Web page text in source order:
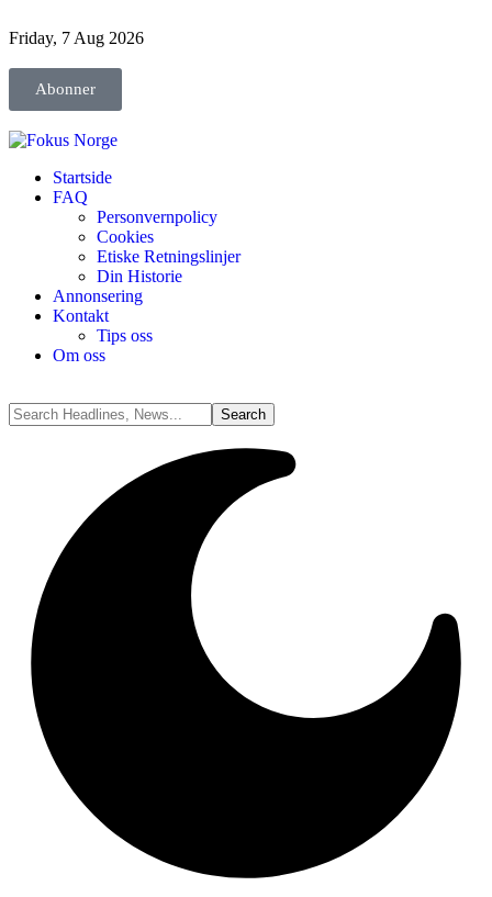
Friday, 7 Aug 2026
Abonner
Startside
FAQ
Personvernpolicy
Cookies
Etiske Retningslinjer
Din Historie
Annonsering
Kontakt
Tips oss
Om oss